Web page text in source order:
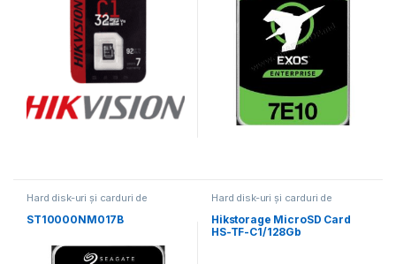
Hard disk-uri și carduri de
ST10000NM017B
Hard disk-uri și carduri de
Hikstorage MicroSD Card
HS-TF-C1/128Gb